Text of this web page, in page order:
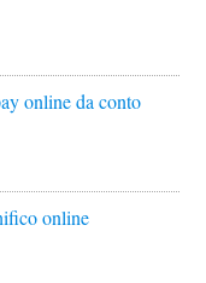
online da conto
online